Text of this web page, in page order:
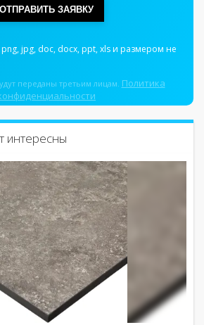
ОТПРАВИТЬ ЗАЯВКУ
jpg, doc, docx, ppt, xls и размером не
переданы третьим лицам. Политика
интересны